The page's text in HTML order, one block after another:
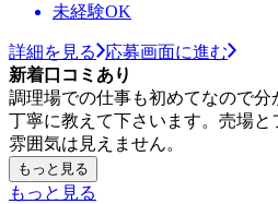
未経験OK
詳細を見る
応募画面に進む
新着口コミあり
調理場での仕事も初めてなので
丁寧に教えて下さいます。売場
雰囲気は見えません。
もっと見る
もっと見る